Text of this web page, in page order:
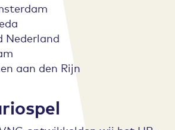
Nederland
aan den Rijn